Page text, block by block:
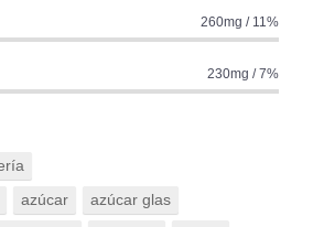
260mg / 11%
230mg / 7%
azúcar
azúcar glas